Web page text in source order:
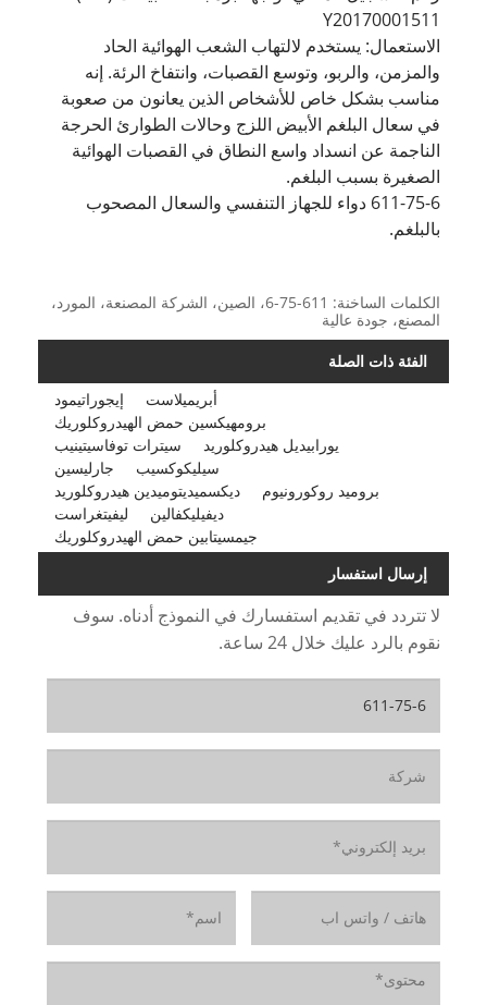
Y20170001511
الاستعمال: يستخدم لالتهاب الشعب الهوائية الحاد
والمزمن، والربو، وتوسع القصبات، وانتفاخ الرئة. إنه
مناسب بشكل خاص للأشخاص الذين يعانون من صعوبة
في سعال البلغم الأبيض اللزج وحالات الطوارئ الحرجة
الناجمة عن انسداد واسع النطاق في القصبات الهوائية
الصغيرة بسبب البلغم.
611-75-6 دواء للجهاز التنفسي والسعال المصحوب
بالبلغم.
الكلمات الساخنة: 611-75-6، الصين، الشركة المصنعة، المورد،
المصنع، جودة عالية
الفئة ذات الصلة
إيجوراتيمود
أبريميلاست
برومهيكسين حمض الهيدروكلوريك
سيترات توفاسيتينيب
يورابيديل هيدروكلوريد
جارليسين
سيليكوكسيب
ديكسميديتوميدين هيدروكلوريد
بروميد روكورونيوم
ليفيتغراست
ديفيليكفالين
جيمسيتابين حمض الهيدروكلوريك
إرسال استفسار
لا تتردد في تقديم استفسارك في النموذج أدناه. سوف
نقوم بالرد عليك خلال 24 ساعة.